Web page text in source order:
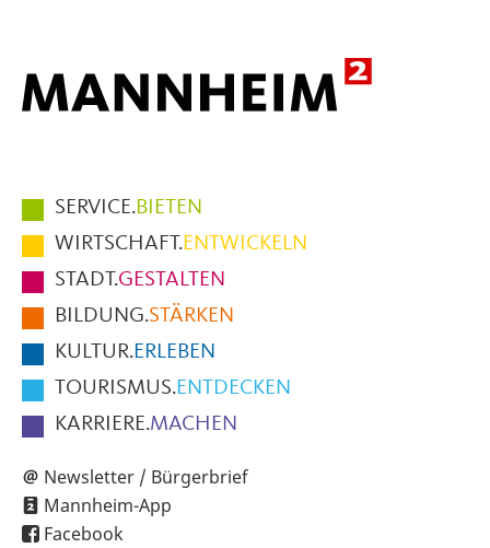
Hauptmenüpunkte
im
Fußbereich
der
Seite
SERVICE.BIETEN
WIRTSCHAFT.ENTWICKELN
STADT.GESTALTEN
BILDUNG.STÄRKEN
KULTUR.ERLEBEN
TOURISMUS.ENTDECKEN
KARRIERE.MACHEN
Newsletter / Bürgerbrief
Mannheim-App
Facebook